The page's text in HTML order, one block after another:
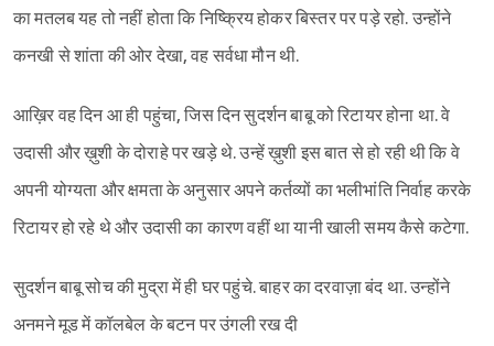
का मतलब यह तो नहीं होता कि निष्क्रिय होकर बिस्तर पर पड़े रहो. उन्होंने
कनखी से शांता की ओर देखा, वह सर्वधा मौन थी.
आख़िर वह दिन आ ही पहुंचा, जिस दिन सुदर्शन बाबू को रिटायर होना था. वे
उदासी और ख़ुशी के दोराहे पर खड़े थे. उन्हें ख़ुशी इस बात से हो रही थी कि वे
अपनी योग्यता और क्षमता के अनुसार अपने कर्तव्यों का भलीभांति निर्वाह करके
रिटायर हो रहे थे और उदासी का कारण वहीं था यानी खाली समय कैसे कटेगा.
सुदर्शन बाबू सोच की मुद्रा में ही घर पहुंचे. बाहर का दरवाज़ा बंद था. उन्होंने
अनमने मूड में कॉलबेल के बटन पर उंगली रख दी